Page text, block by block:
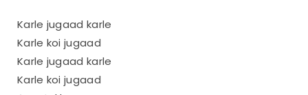
Karle jugaad karle
Karle koi jugaad
Karle jugaad karle
Karle koi jugaad